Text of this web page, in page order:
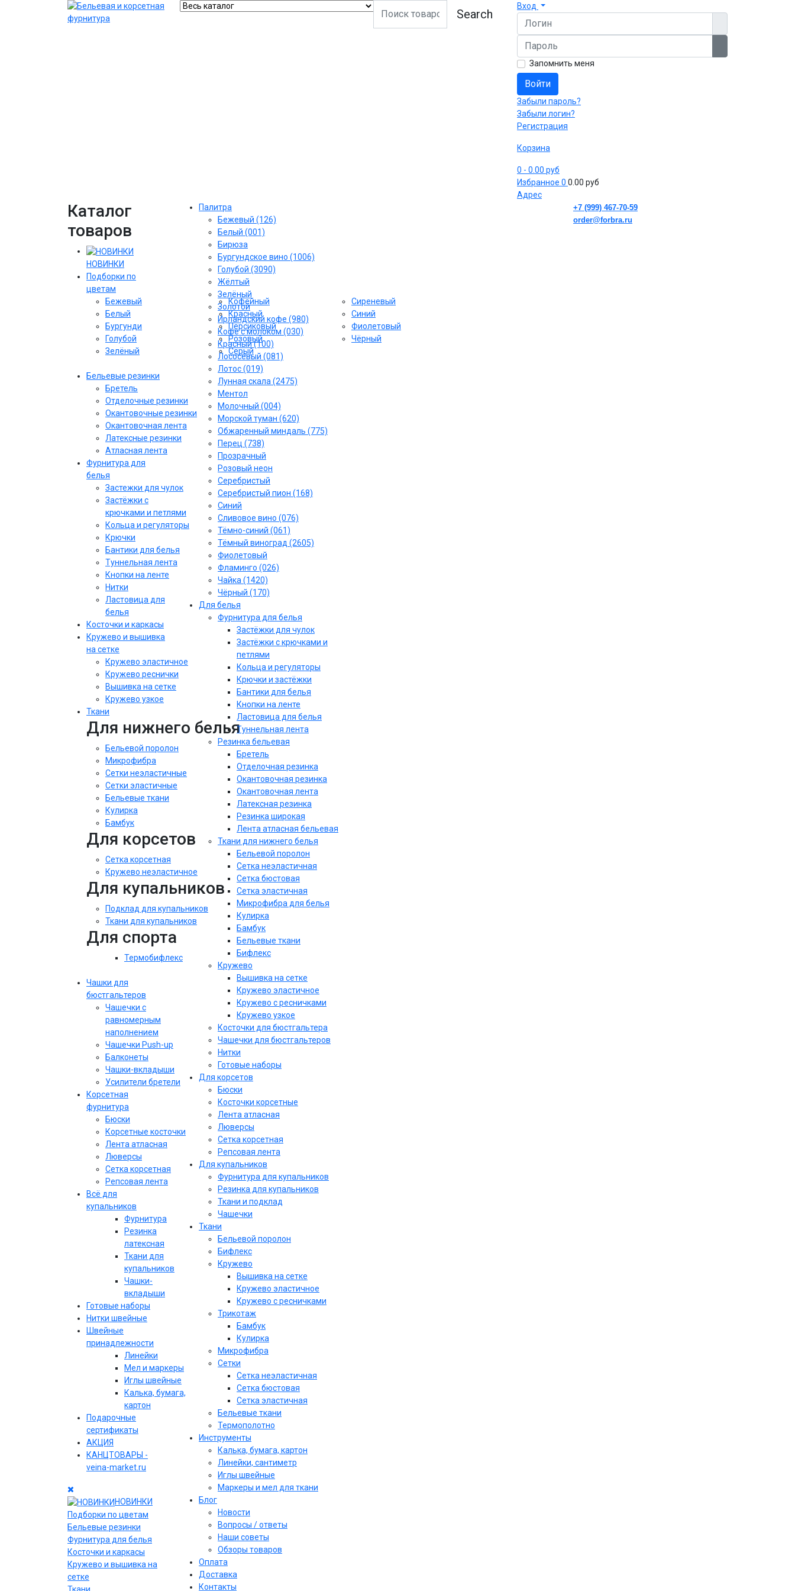
Search
Вход
Логин
Пароль
Запомнить меня
Войти
Забыли пароль?
Забыли логин?
Регистрация
Корзина
0 - 0.00 руб
Избранное 0 0.00 руб
Адрес
Каталог
товаров
НОВИНКИ
Подборки по
цветам
Бежевый
Белый
Бургунди
Голубой
Зелёный
Кофейный
Красный
Персиковый
Розовый
Серый
Сиреневый
Cиний
Фиолетовый
Чёрный
Бельевые резинки
Бретель
Отделочные резинки
Окантовочные резинки
Окантовочная лента
Латексные резинки
Атласная лента
Фурнитура для
белья
Застежки для чулок
Застёжки с
крючками и петлями
Кольца и регуляторы
Крючки
Бантики для белья
Туннельная лента
Кнопки на ленте
Нитки
Ластовица для
белья
Косточки и каркасы
Кружево и вышивка
на сетке
Кружево эластичное
Кружево реснички
Вышивка на сетке
Кружево узкое
Ткани
Для нижнего белья
Бельевой поролон
Микрофибра
Сетки неэластичные
Сетки эластичные
Бельевые ткани
Кулирка
Бамбук
Для корсетов
Сетка корсетная
Кружево неэластичное
Для купальников
Подклад для купальников
Ткани для купальников
Для спорта
Термобифлекс
Чашки для
бюстгальтеров
Чашечки с
равномерным
наполнением
Чашечки Push-up
Балконеты
Чашки-вкладыши
Усилители бретели
Корсетная
фурнитура
Бюски
Корсетные косточки
Лента атласная
Люверсы
Сетка корсетная
Репсовая лента
Всё для
купальников
Фурнитура
Резинка
латексная
Ткани для
купальников
Чашки-
вкладыши
Готовые наборы
Нитки швейные
Швейные
принадлежности
Линейки
Мел и маркеры
Иглы швейные
Калька, бумага,
картон
Подарочные
сертификаты
АКЦИЯ
КАНЦТОВАРЫ -
veina-market.ru
НОВИНКИ
Подборки по цветам
Бельевые резинки
Фурнитура для белья
Косточки и каркасы
Кружево и вышивка на
сетке
Ткани
Палитра
Бежевый (126)
Белый (001)
Бирюза
Бургундское вино (1006)
Голубой (3090)
Жёлтый
Зелёный
Золотой
Ирландский кофе (980)
Кофе с молоком (030)
Красный (100)
Лососёвый (081)
Лотос (019)
Лунная скала (2475)
Ментол
Молочный (004)
Морской туман (620)
Обжаренный миндаль (775)
Перец (738)
Прозрачный
Розовый неон
Серебристый
Серебристый пион (168)
Синий
Сливовое вино (076)
Тёмно-синий (061)
Тёмный виноград (2605)
Фиолетовый
Фламинго (026)
Чайка (1420)
Чёрный (170)
Для белья
Фурнитура для белья
Застёжки для чулок
Застёжки с крючками и
петлями
Кольца и регуляторы
Крючки и застёжки
Бантики для белья
Кнопки на ленте
Ластовица для белья
Туннельная лента
Резинка бельевая
Бретель
Отделочная резинка
Окантовочная резинка
Окантовочная лента
Латексная резинка
Резинка широкая
Лента атласная бельевая
Ткани для нижнего белья
Бельевой поролон
Сетка неэластичная
Сетка бюстовая
Сетка эластичная
Микрофибра для белья
Кулирка
Бамбук
Бельевые ткани
Бифлекс
Кружево
Вышивка на сетке
Кружево эластичное
Кружево с ресничками
Кружево узкое
Косточки для бюстгальтера
Чашечки для бюстгальтеров
Нитки
Готовые наборы
Для корсетов
Бюски
Косточки корсетные
Лента атласная
Люверсы
Сетка корсетная
Репсовая лента
Для купальников
Фурнитура для купальников
Резинка для купальников
Ткани и подклад
Чашечки
Ткани
Бельевой поролон
Бифлекс
Кружево
Вышивка на сетке
Кружево эластичное
Кружево с ресничками
Трикотаж
Бамбук
Кулирка
Микрофибра
Сетки
Сетка неэластичная
Сетка бюстовая
Сетка эластичная
Бельевые ткани
Термополотно
Инструменты
Калька, бумага, картон
Линейки, сантиметр
Иглы швейные
Маркеры и мел для ткани
Блог
Новости
Вопросы / ответы
Наши советы
Обзоры товаров
Оплата
Доставка
Контакты
+7 (999) 467-70-59
order@forbra.ru